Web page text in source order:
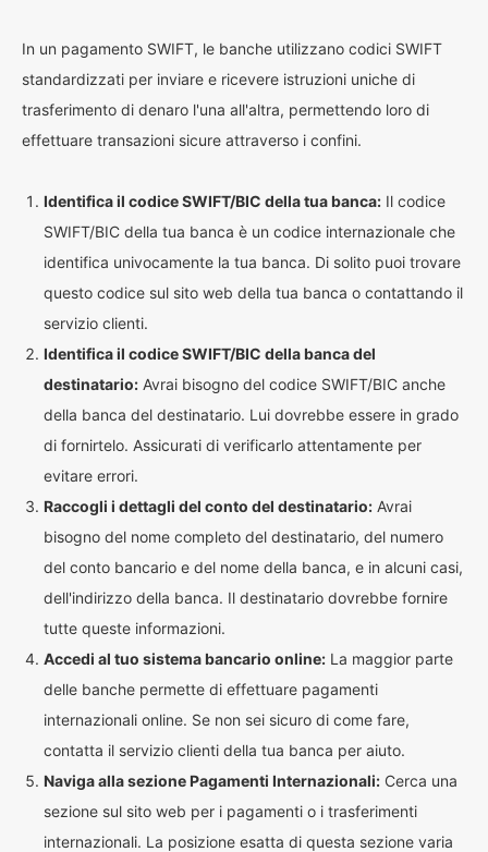
In un pagamento SWIFT, le banche utilizzano codici SWIFT
standardizzati per inviare e ricevere istruzioni uniche di
trasferimento di denaro l'una all'altra, permettendo loro di
effettuare transazioni sicure attraverso i confini.
Identifica il codice SWIFT/BIC della tua banca: Il codice
SWIFT/BIC della tua banca è un codice internazionale che
identifica univocamente la tua banca. Di solito puoi trovare
questo codice sul sito web della tua banca o contattando il
servizio clienti.
Identifica il codice SWIFT/BIC della banca del
destinatario: Avrai bisogno del codice SWIFT/BIC anche
della banca del destinatario. Lui dovrebbe essere in grado
di fornirtelo. Assicurati di verificarlo attentamente per
evitare errori.
Raccogli i dettagli del conto del destinatario: Avrai
bisogno del nome completo del destinatario, del numero
del conto bancario e del nome della banca, e in alcuni casi,
dell'indirizzo della banca. Il destinatario dovrebbe fornire
tutte queste informazioni.
Accedi al tuo sistema bancario online: La maggior parte
delle banche permette di effettuare pagamenti
internazionali online. Se non sei sicuro di come fare,
contatta il servizio clienti della tua banca per aiuto.
Naviga alla sezione Pagamenti Internazionali: Cerca una
sezione sul sito web per i pagamenti o i trasferimenti
internazionali. La posizione esatta di questa sezione varia